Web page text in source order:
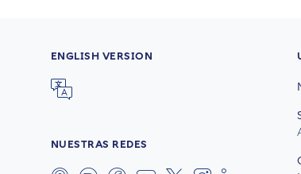
ENGLISH VERSION
NUESTRAS REDES